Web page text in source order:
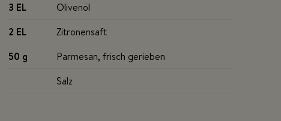
3 EL
Olivenöl
2 EL
Zitronensaft
50 g
Parmesan, frisch gerieben
Salz